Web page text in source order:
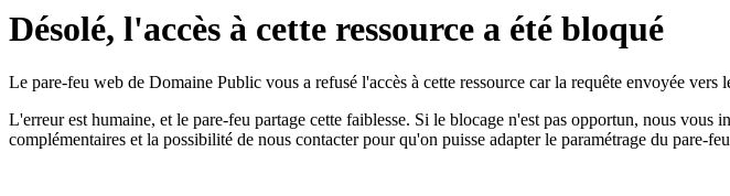
Désolé, l'accès à cette ressource a été bloqué
Le pare-feu web de Domaine Public vous a refusé l'accès à cette ressource car la requête envoyée vers
L'erreur est humaine, et le pare-feu partage cette faiblesse. Si le blocage n'est pas opportun, nous vous
complémentaires et la possibilité de nous contacter pour qu'on puisse adapter le paramétrage du pare-